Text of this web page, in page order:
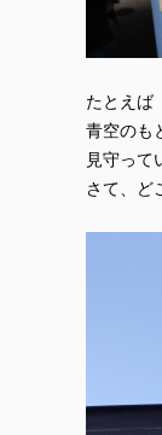
たとえば
青空のも
見守って
さて、ど